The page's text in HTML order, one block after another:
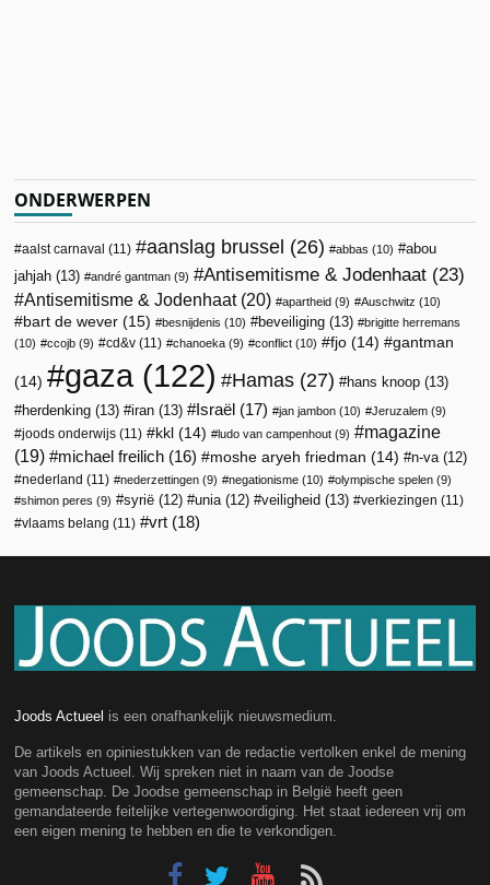
ONDERWERPEN
aalst carnaval (11) aanslag brussel (26) abbas (10)
abou
jahjah (13) andré gantman (9) Antisemitisme & Jodenhaat (23)
Antisemitisme & Jodenhaat(20) apartheid (9) Auschwitz (10)
bart de wever (15) besnijdenis (10) beveiliging (13)
brigitte herremans
(10)
ccojb (9) cd&v (11) chanoeka (9) conflict (10) fjo (14) gantman
(14) gaza (122) Hamas (27) hans knoop (13)
herdenking (13) iran (13) Israël (17) jan jambon (10) Jeruzalem (9)
joods onderwijs (11) kkl (14) ludo van campenhout (9)
magazine
(19)
michael freilich (16) moshe aryeh friedman (14) n-va (12)
nederland (11) nederzettingen (9) negationisme (10) olympische spelen (9)
shimon peres (9) syrië (12) unia (12) veiligheid (13) verkiezingen (11)
vlaams belang (11) vrt (18)
Joods Actueel is een onafhankelijk nieuwsmedium.
De artikels en opiniestukken van de redactie vertolken enkel de mening
van Joods Actueel. Wij spreken niet in naam van de Joodse
gemeenschap. De Joodse gemeenschap in België heeft geen
gemandateerde feitelijke vertegenwoordiging. Het staat iedereen vrij om
een eigen mening te hebben en die te verkondigen.